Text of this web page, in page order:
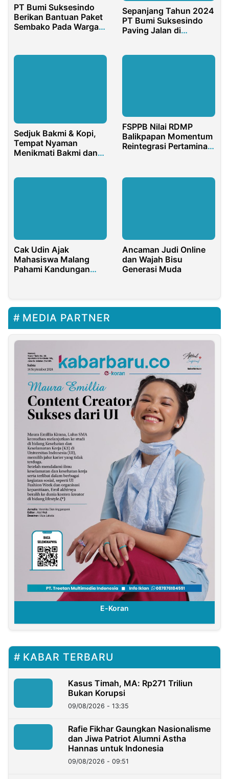
PT Bumi Suksesindo
Berikan Bantuan Paket
Sembako Pada Warga
Pesanggaran
Sepanjang Tahun 2024
PT Bumi Suksesindo
Paving Jalan di
Berikut Titik Lokasinya
Sedjuk Bakmi & Kopi,
Tempat Nyaman
Menikmati Bakmi dan
FSPPB Nilai RDMP
Balikpapan Momentum
Reintegrasi Pertamina
Cak Udin Ajak
Mahasiswa Malang
Pahami Kandungan
Ancaman Judi Online
dan Wajah Bisu
Generasi Muda
MEDIA PARTNER
E-Koran
KABAR TERBARU
Kasus Timah, MA: Rp271 Triliun
Bukan Korupsi
09/08/2026 - 13:35
Rafie Fikhar Gaungkan Nasionalisme
dan Jiwa Patriot Alumni Astha
Hannas untuk Indonesia
09/08/2026 - 09:51